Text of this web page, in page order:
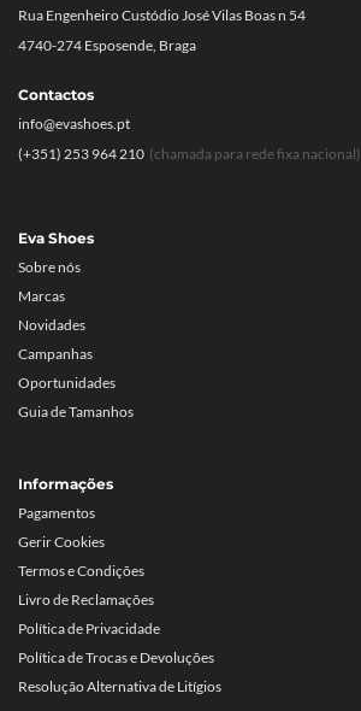
Eva Shoes
Sobre nós
Marcas
Novidades
Campanhas
Oportunidades
Guia de Tamanhos
Informações
Pagamentos
Gerir Cookies
Termos e Condições
Livro de Reclamações
Política de Privacidade
Política de Trocas e Devoluções
Resolução Alternativa de Litígios
Rua Engenheiro Custódio José Vilas Boas n 54
4740-274 Esposende, Braga
Contactos
info@evashoes.pt
(+351) 253 964 210 (chamada para rede fixa nacional)